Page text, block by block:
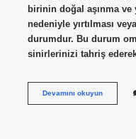
birinin doğal aşınma ve
nedeniyle yırtılması
durumdur. Bu durum
sinirlerinizi tahriş
Devamını okuyunBoyun